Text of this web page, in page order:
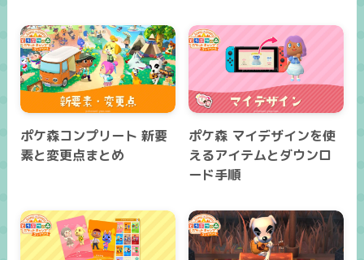
ポケ森コンプリート 新要
素と変更点まとめ
ポケ森 マイデザインを使
えるアイテムとダウンロ
ード手順